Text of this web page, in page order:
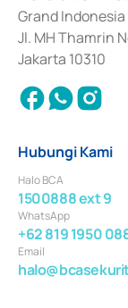
Surat Berharga
Grand Indonesia
Jl. MH Thamrin
Jakarta 10310
Hubungi Kami
Halo BCA
1500888 ext 9
WhatsApp
+62 819 1950
Email